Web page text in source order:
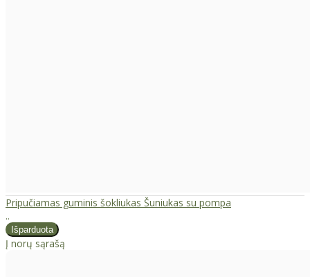
Pripučiamas guminis šokliukas Šuniukas su pompa
..
Į norų sąrašą